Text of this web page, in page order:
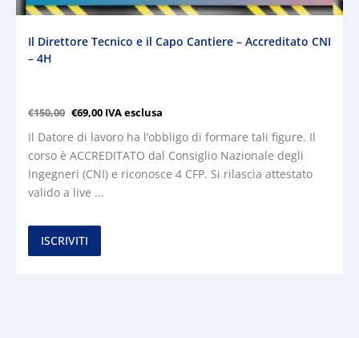
Il Direttore Tecnico e il Capo Cantiere – Accreditato CNI
– 4H
€150,00 €69,00 IVA esclusa
Il Datore di lavoro ha l’obbligo di formare tali figure. Il
corso è ACCREDITATO dal Consiglio Nazionale degli
Ingegneri (CNI) e riconosce 4 CFP. Si rilascia attestato
valido a live ...
ISCRIVITI